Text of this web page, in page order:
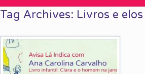
Tag Archives: Livros e elos